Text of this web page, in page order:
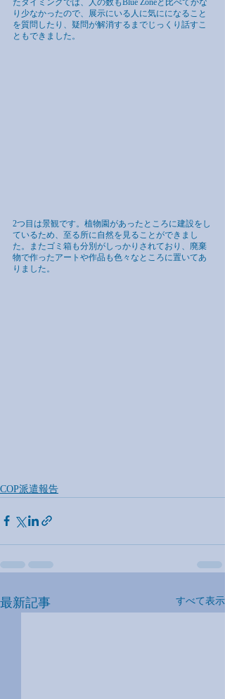
たタイミングでは、人の数もBlue Zoneと比べてかな
り少なかったので、展示にいる人に気にになること
を質問したり、疑問が解消するまでじっくり話すこ
ともできました。
2つ目は景観です。植物園があったところに建設をし
ているため、至る所に自然を見ることができまし
た。またゴミ箱も分別がしっかりされており、廃棄
物で作ったアートや作品も色々なところに置いてあ
りました。
COP派遣報告
最新記事 すべて表示